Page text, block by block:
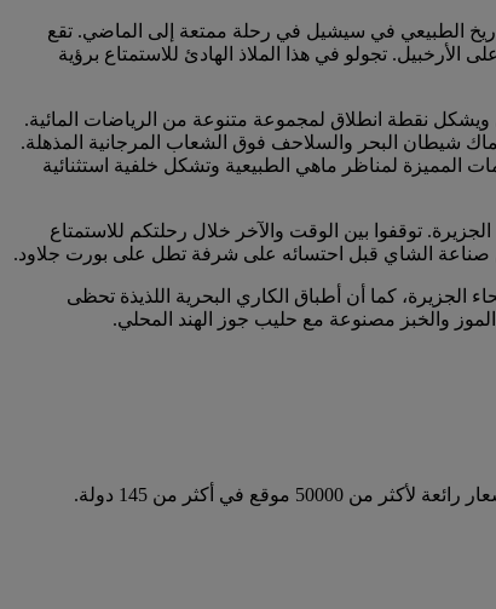
الطبيعي في سيشيل في رحلة ممتعة إلى الماضي. تقع
تجولو في هذا الملاذ الهادئ للاستمتاع برؤية
ويشكل نقطة انطلاق لمجموعة متنوعة من الرياضات المائية.
شيطان البحر والسلاحف فوق الشعاب المرجانية المذهلة.
المميزة لمناظر ماهي الطبيعية وتشكل خلفية استثنائية
توقفوا بين الوقت والآخر خلال رحلتكم للاستمتاع
صناعة الشاي قبل احتسائه على شرفة تطل على بورت جلاود.
الجزيرة، كما أن أطباق الكاري البحرية اللذيذة تحظى
والخبز مصنوعة مع حليب جوز الهند المحلي.